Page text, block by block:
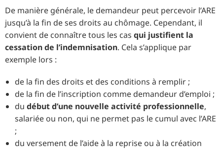
De manière générale, le demandeur peut percevoir l’ARE
jusqu’à la fin de ses droits au chômage. Cependant, il
convient de connaître tous les cas qui justifient la
cessation de l’indemnisation. Cela s’applique par
exemple lors :
de la fin des droits et des conditions à remplir ;
de la fin de l’inscription comme demandeur d’emploi ;
du début d’une nouvelle activité professionnelle,
salariée ou non, qui ne permet pas le cumul avec l’ARE
;
du versement de l’aide à la reprise ou à la création